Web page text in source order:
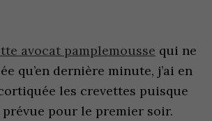
avocat pamplemousse qui ne
qu’en dernière minute, j’ai en
les crevettes puisque
prévue pour le premier soir.